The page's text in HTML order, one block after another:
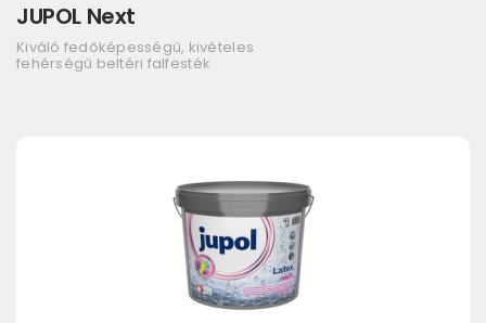
JUPOL Next
Kiváló fedőképességű, kivételes
fehérségű beltéri falfesték